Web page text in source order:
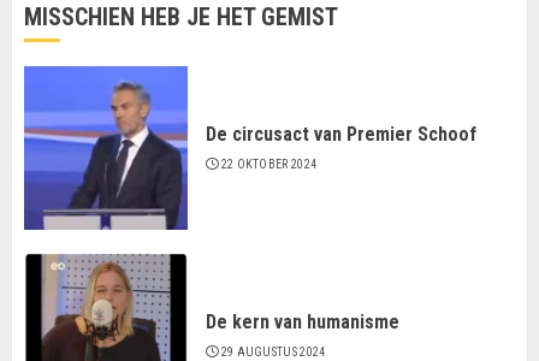
MISSCHIEN HEB JE HET GEMIST
De circusact van Premier Schoof
22 OKTOBER 2024
De kern van humanisme
29 AUGUSTUS 2024